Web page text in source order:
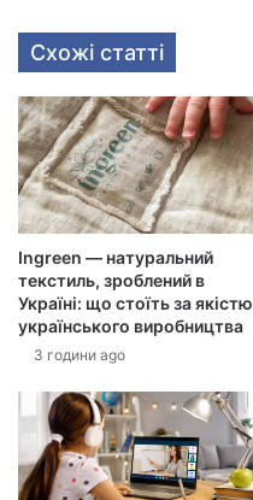
ь
в
ш
у
е
л
е
к
т
р
о
н
н
р
е
Схожі статті
Ingreen — натуральний
текстиль, зроблений в
Україні: що стоїть за якістю
українського виробництва
3 години ago